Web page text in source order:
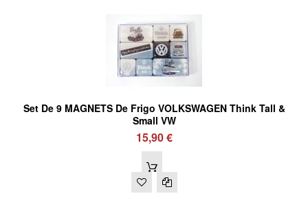
Set De 9 MAGNETS De Frigo VOLKSWAGEN Think Tall &
Small VW
15,90 €